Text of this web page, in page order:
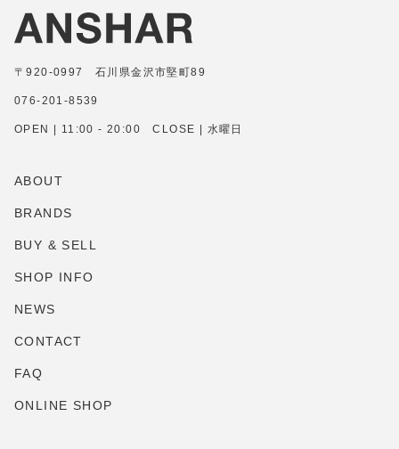
〒920-0997 石川県金沢市堅町89
076-201-8539
OPEN | 11:00 - 20:00 CLOSE | 水曜日
ABOUT
BRANDS
BUY & SELL
SHOP INFO
NEWS
CONTACT
FAQ
ONLINE SHOP